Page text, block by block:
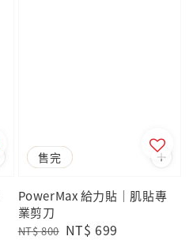
優惠
售完
PowerMax 給力貼｜肌貼專
業剪刀
Regular
NT$ 800 Sale
NT$ 699